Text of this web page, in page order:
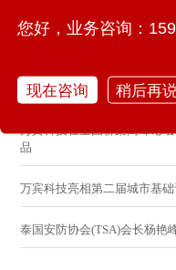
金砖国家政府官员齐聚凤凰
万宾科技亮相2026城市更新
万宾科技在全国桥梁高峰论
品
万宾科技亮相第二届城市基
泰国安防协会(TSA)会长杨艳
您好，业务咨询：
现在咨询 稍后再